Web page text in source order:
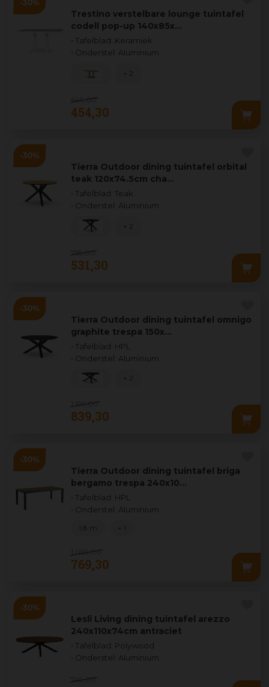
Trestino verstelbare lounge tuintafel
codell pop-up 140x85x…
• Tafelblad: Keramiek
• Onderstel: Aluminium
649 ,00
454,30
+ 2
Tierra Outdoor dining tuintafel orbital
teak 120x74.5cm cha…
• Tafelblad: Teak
• Onderstel: Aluminium
759 ,00
531,30
+ 2
Tierra Outdoor dining tuintafel omnigo
graphite trespa 150x…
• Tafelblad: HPL
• Onderstel: Aluminium
1.199 ,00
839,30
+ 2
Tierra Outdoor dining tuintafel briga
bergamo trespa 240x10…
• Tafelblad: HPL
• Onderstel: Aluminium
1.099 00
769,30
1,8 m + 1
Lesli Living dining tuintafel arezzo
240x110x74cm antraciet
• Tafelblad: Polywood
• Onderstel: Aluminium
749 ,00